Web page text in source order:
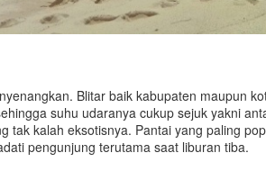
Blitar baik kabupaten maupun
suhu udaranya cukup sejuk yakni
tak kalah eksotisnya. Pantai yang paling
pengunjung terutama saat liburan tiba.